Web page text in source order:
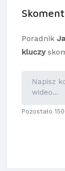
Poradnik
kluczy
Pozostało